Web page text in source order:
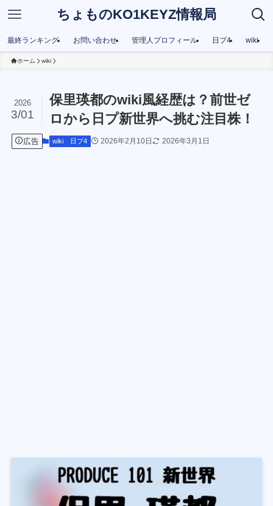
ちょものKO1KEYZ情報局
最終ランキング お問い合わせ 管理人プロフィール 日プ4 wiki
ホーム wiki
保里瑛都のwiki風経歴は？前世ゼ
ロから日プ新世界へ挑む注目株！
2026
3/01
広告 wiki 日プ4 2026年2月10日 2026年3月1日